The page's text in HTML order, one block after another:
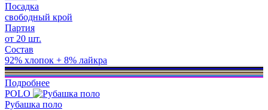
Посадка
свободный крой
Партия
от 20 шт.
Состав
92% хлопок + 8% лайкра
Подробнее
POLO
Рубашка поло